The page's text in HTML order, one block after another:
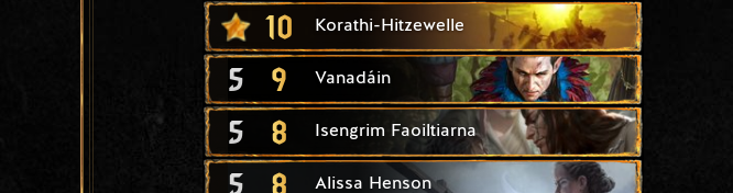
10 Korathi-Hitzewelle
5 9 Vanadáin
5 8 Isengrim Faoiltiarna
5 8 Alissa Henson